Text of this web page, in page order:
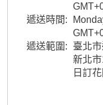
遞送時間:
遞送範圍:
臺北
新北
日訂